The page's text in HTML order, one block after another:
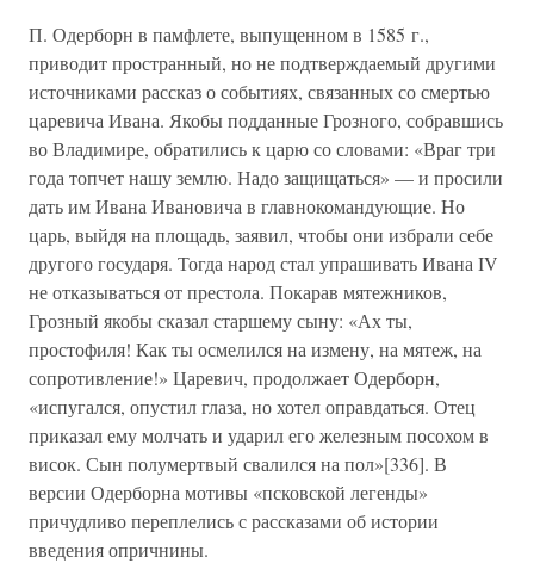
П. Одерборн в памфлете, выпущенном в 1585 г.,
приводит пространный, но не подтверждаемый другими
источниками рассказ о событиях, связанных со смертью
царевича Ивана. Якобы подданные Грозного, собравшись
во Владимире, обратились к царю со словами: «Враг три
года топчет нашу землю. Надо защищаться» — и просили
дать им Ивана Ивановича в главнокомандующие. Но
царь, выйдя на площадь, заявил, чтобы они избрали себе
другого государя. Тогда народ стал упрашивать Ивана IV
не отказываться от престола. Покарав мятежников,
Грозный якобы сказал старшему сыну: «Ах ты,
простофиля! Как ты осмелился на измену, на мятеж, на
сопротивление!» Царевич, продолжает Одерборн,
«испугался, опустил глаза, но хотел оправдаться. Отец
приказал ему молчать и ударил его железным посохом в
висок. Сын полумертвый свалился на пол»[336]. В
версии Одерборна мотивы «псковской легенды»
причудливо переплелись с рассказами об истории
введения опричнины.